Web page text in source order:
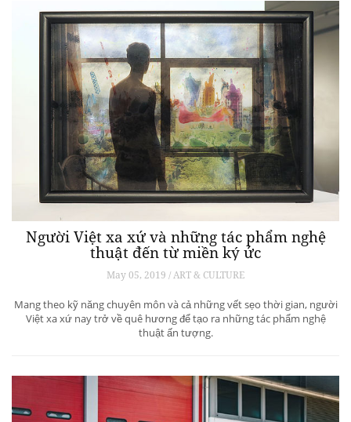
Người Việt xa xứ và những tác phẩm nghệ
thuật đến từ miền ký ức
May 05, 2019 / ART & CULTURE
Mang theo kỹ năng chuyên môn và cả những vết sẹo thời gian, người
Việt xa xứ nay trở về quê hương để tạo ra những tác phẩm nghệ
thuật ấn tượng.